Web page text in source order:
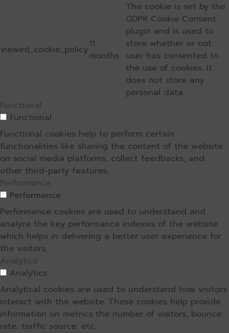
viewed_cookie_policy11
months
The cookie is set by the
GDPR Cookie Consent
plugin and is used to
store whether or not
user has consented to
the use of cookies. It
does not store any
personal data.
Functional
Functional
Functional cookies help to perform certain
functionalities like sharing the content of the website
on social media platforms, collect feedbacks, and
other third-party features.
Performance
Performance
Performance cookies are used to understand and
analyze the key performance indexes of the website
which helps in delivering a better user experience for
the visitors.
Analytics
Analytics
Analytical cookies are used to understand how visitors
interact with the website. These cookies help provide
information on metrics the number of visitors, bounce
rate, traffic source, etc.